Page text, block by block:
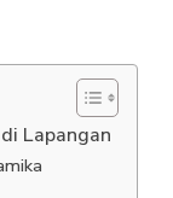
Lapangan